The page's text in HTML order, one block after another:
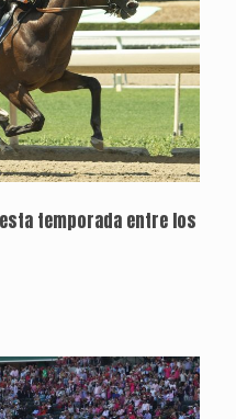
temporada entre los